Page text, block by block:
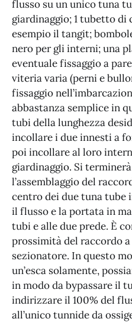
flusso su un unico tuna
giardinaggio; 1 tubetto di
esempio il tangit;
nero per gli interni; una
eventuale fissaggio a
viteria varia (perni e
fissaggio
abbastanza semplice in
tubi della lunghezza
incollare i due innesti a
poi incollare al loro
giardinaggio. Si
l’assemblaggio del
centro dei due tuna tube
il flusso e la portata in
tubi e alle due prede. È
prossimità del raccordo
sezionatore. In questo
un’esca solamente,
in modo da bypassare il
indirizzare il 100% del
all’unico tunnide da